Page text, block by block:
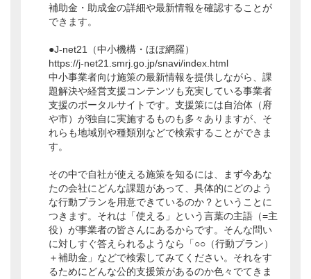
補助金・助成金の詳細や最新情報を確認することが
できます。
●J-net21（中小機構・ほぼ網羅）
https://j-net21.smrj.go.jp/snavi/index.html
中小事業者向け施策の最新情報を提供しながら、課
題解決や経営支援コンテンツも充実している事業者
支援のポータルサイトです。支援策には自治体（府
や市）が独自に実施するものも多々ありますが、そ
れらも地域別や種類別などで検索することができま
す。
その中で自社が使える施策を知るには、まず今あな
たの会社にどんな課題があって、具体的にどのよう
な行動プランを用意できているのか？ということに
つきます。それは「使える」という言葉の主語（=主
役）が事業者の皆さんにあるからです。そんな問い
に対しすぐ答えられるようなら「○○（行動プラン）
＋補助金」などで検索してみてください。それをす
るためにどんな公的支援策があるのか色々でてきま